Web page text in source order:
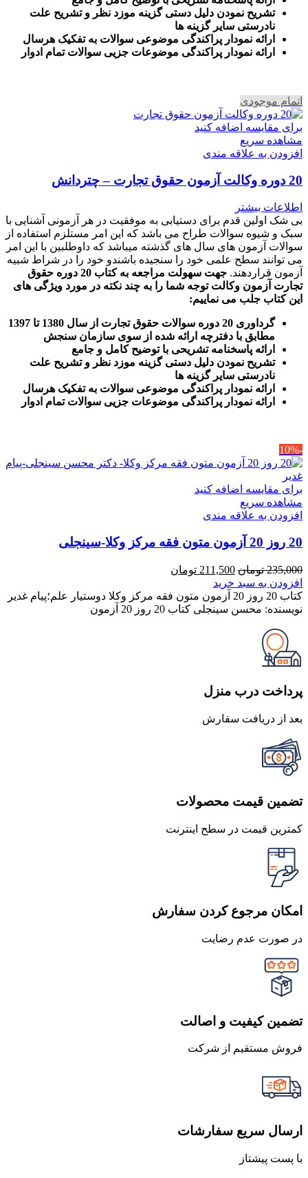
تشریح نمودن دلیل دستی گزینه موزد نظر و تشریح علت
نادرستی سایر گزینه ها
ارائه نمودار پراکندگی موضوعی سوالات به تفکیک هرسال
رائه نمودار پراکندگی موضوعات جزیی سوالات تمام ادوار
اتمام موجودی
برای مقایسه اضافه کنید
مشاهده سریع
افزودن به علاقه مندی
20 دوره وکالت آزمون حقوق تجارت – چتردانش
اطلاعات بیشتر
بی شک اولین قدم برای دستیابی به موفقیت در هر آزمونی آشنایی با
سبک و شیوه سوالات طراح می باشد که این امر مستلزم استفاده از
سوالات آزمون های سال های گذشته میباشد که داوطلبین با این امر
می توانند سطح علمی خود را سنجیده باشندو خود را در شراط شبیه
آزمون قراردهند.
جهت سهولت مراجعه به کتاب 20 دوره حقوق
تجارت آزمون وکالت توجه شما را به چند نکته در مورد ویژگی های
این کتاب جلب می نماییم:
گرداوری 20 دوره سوالات حقوق تجارت از سال 1380 تا 1397
مطابق با دفترچه ارائه شده از سوی سازمان سنجش
ارائه پاسخنامه تشریحی با توضیح کامل و جامع
تشریح نمودن دلیل دستی گزینه موزد نظر و تشریح علت
نادرستی سایر گزینه ها
ارائه نمودار پراکندگی موضوعی سوالات به تفکیک هرسال
رائه نمودار پراکندگی موضوعات جزیی سوالات تمام ادوار
-10%
برای مقایسه اضافه کنید
مشاهده سریع
افزودن به علاقه مندی
20 روز 20 آزمون متون فقه مرکز وکلا-سینجلی
235,000 تومان قیمت
اصلی
235,000 تومان
بود.
211,500 تومان
211,500 تومان
است.
افزودن به سبد خرید
کتاب 20 روز 20 آزمون متون فقه مرکز وکلا دوستیار علم؛پیام غدیر
نویسنده: محسن سینجلی کتاب 20 روز 20 آزمون
پرداخت درب منزل
بعد از دریافت سفارش
تضمین قیمت محصولات
کمترین قیمت در سطح اینترنت
امکان مرجوع کردن سفارش
در صورت عدم رضایت
تضمین کیفیت و اصالت
فروش مستقیم از شرکت
ارسال سریع سفارشات
با پست پیشتاز